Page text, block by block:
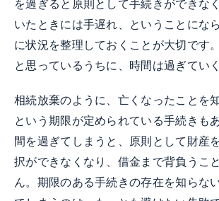
を過ぎると原則として手続きができな
いたときには手遅れ、ということにな
に状況を整理しておくことが大切です
と思っているうちに、時間は過ぎてい
相続放棄のように、亡くなったことを
という期限が定められている手続きも
間を過ぎてしまうと、原則として財産
択ができなくなり、借金まで背負うこ
ん。期限のある手続きの存在を知らな